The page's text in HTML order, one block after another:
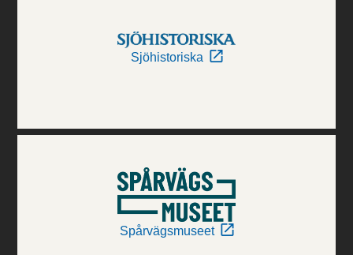
Sjöhistoriska
Spårvägsmuseet